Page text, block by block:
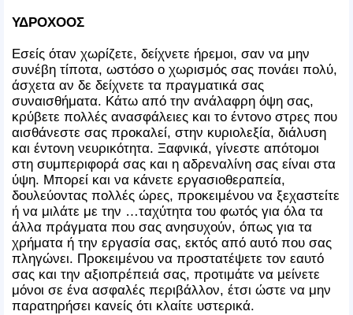
ΥΔΡΟΧΟΟΣ
Εσείς όταν χωρίζετε, δείχνετε ήρεμοι, σαν να μην
συνέβη τίποτα, ωστόσο ο χωρισμός σας πονάει πολύ,
άσχετα αν δε δείχνετε τα πραγματικά σας
συναισθήματα. Κάτω από την ανάλαφρη όψη σας,
κρύβετε πολλές ανασφάλειες και το έντονο στρες που
αισθάνεστε σας προκαλεί, στην κυριολεξία, διάλυση
και έντονη νευρικότητα. Ξαφνικά, γίνεστε απότομοι
στη συμπεριφορά σας και η αδρεναλίνη σας είναι στα
ύψη. Μπορεί και να κάνετε εργασιοθεραπεία,
δουλεύοντας πολλές ώρες, προκειμένου να ξεχαστείτε
ή να μιλάτε με την …ταχύτητα του φωτός για όλα τα
άλλα πράγματα που σας ανησυχούν, όπως για τα
χρήματα ή την εργασία σας, εκτός από αυτό που σας
πληγώνει. Προκειμένου να προστατέψετε τον εαυτό
σας και την αξιοπρέπειά σας, προτιμάτε να μείνετε
μόνοι σε ένα ασφαλές περιβάλλον, έτσι ώστε να μην
παρατηρήσει κανείς ότι κλαίτε υστερικά.